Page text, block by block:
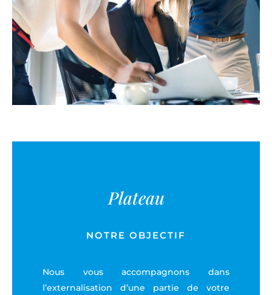
- Gestion des projets de A à Z.
contrôle de vos projets et la direction de
- Engagement de résultats
Plateau
NOTRE OBJECTIF
Nous vous accompagnons dans
l’externalisation d’une partie de votre